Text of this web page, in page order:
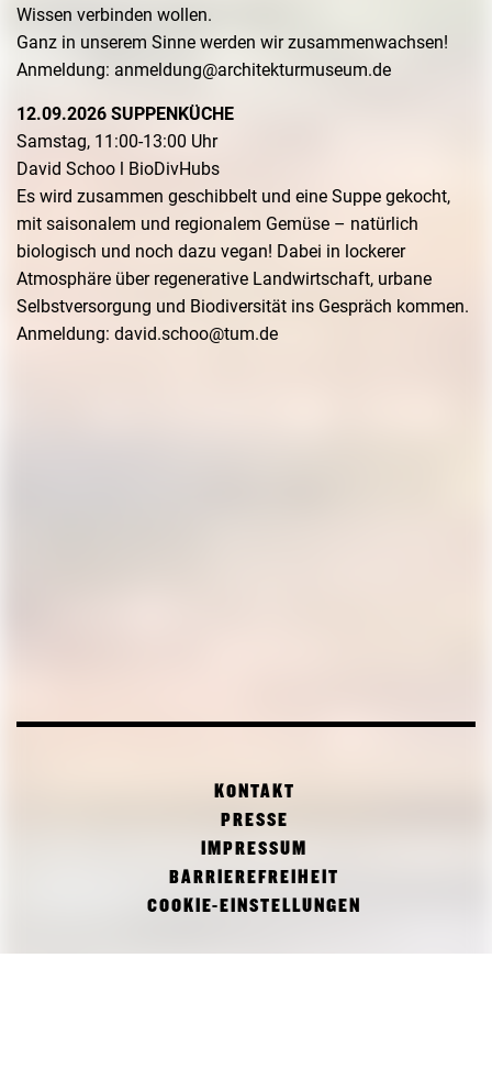
Wissen verbinden wollen.
Ganz in unserem Sinne werden wir zusammenwachsen!
Anmeldung: anmeldung@architekturmuseum.de
12.09.2026 SUPPENKÜCHE
Samstag, 11:00-13:00 Uhr
David Schoo l BioDivHubs
Es wird zusammen geschibbelt und eine Suppe gekocht,
mit saisonalem und regionalem Gemüse – natürlich
biologisch und noch dazu vegan! Dabei in lockerer
Atmosphäre über regenerative Landwirtschaft, urbane
Selbstversorgung und Biodiversität ins Gespräch kommen.
Anmeldung: david.schoo@tum.de
KONTAKT
PRESSE
IMPRESSUM
BARRIEREFREIHEIT
COOKIE-EINSTELLUNGEN